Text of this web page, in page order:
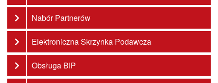
Nabór Partnerów
Elektroniczna Skrzynka Podawcza
Obsługa BIP